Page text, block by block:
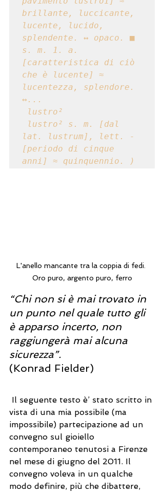
brillante, luccicante,
lucente, lucido,
splendente. ↔ opaco. ■
s. m. 1. a.
[caratteristica di ciò
che è lucente] ≈
lucentezza, splendore.
↔...
lat. lustrum], lett. -
[periodo di cinque
anni] ≈ quinquennio. )
L'anello mancante tra la coppia di fedi.
Oro puro, argento puro, ferro
“Chi non si è mai trovato in
un punto nel quale tutto gli
è apparso incerto, non
raggiungerà mai alcuna
sicurezza”.
(Konrad Fielder)
vista di una mia possibile (ma
impossibile) partecipazione ad un
convegno sul gioiello
contemporaneo tenutosi a Firenze
nel mese di giugno del 2011. Il
convegno voleva in un qualche
modo definire, più che dibattere,